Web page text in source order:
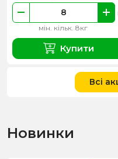
мін. кільк. 8кг
Купити
Всі
Новинки